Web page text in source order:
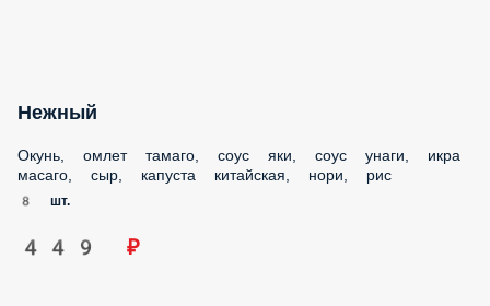
Нежный
сыр, капуста китайская, нори, рис
449 ₽